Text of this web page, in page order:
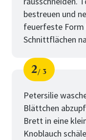
bestreuen und
feuerfeste
Schnittflächen
Schritt
2
von
3
Petersilie
Blättchen
Brett in eine
Knoblauch